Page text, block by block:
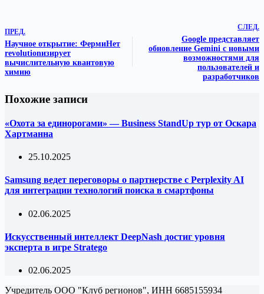
ПРЕД.
Научное открытие: ФермиНет
revolutionизирует
вычислительную квантовую
химию
СЛЕД.
Google представляет
обновление Gemini с новыми
возможностями для
пользователей и
разработчиков
Похожие записи
«Охота за единорогами» — Business StandUp тур от Оскара
Хартманна
25.10.2025
Samsung ведет переговоры о партнерстве с Perplexity AI
для интеграции технологий поиска в смартфоны
02.06.2025
Искусственный интеллект DeepNash достиг уровня
эксперта в игре Stratego
02.06.2025
Учредитель ООО "Клуб регионов", ИНН 6685155934